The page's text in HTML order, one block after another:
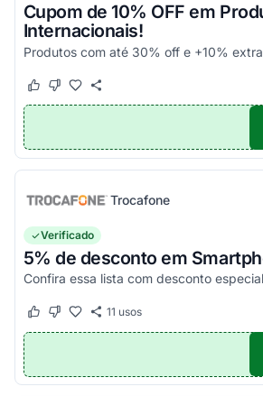
Cupom de 10% OFF em
Internacionais!
Este cupom funcionou
Este cupom não funcionou
Trocafone
Verificado
5% de desconto em
Confira essa lista com desconto
Este cupom funcionou
Este cupom não funcionou
11 usos